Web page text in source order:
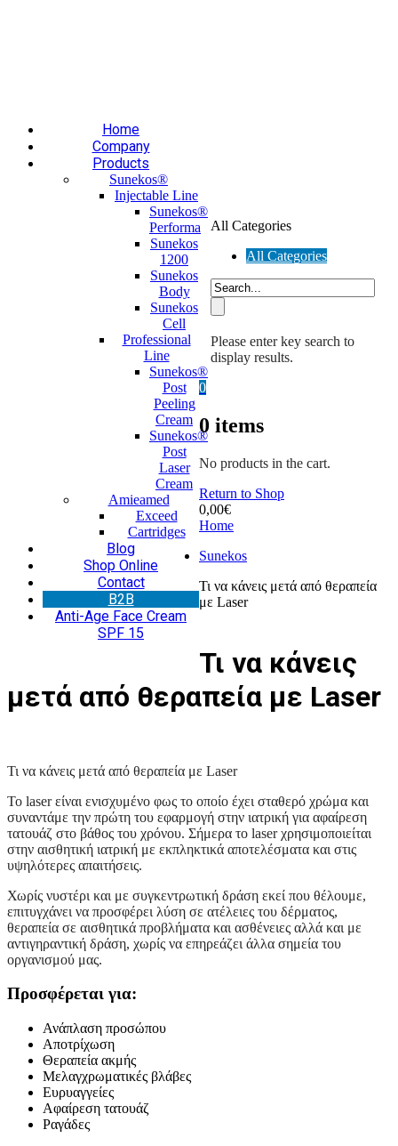
Home
Company
Products
Sunekos®
Injectable Line
Sunekos®
Performa
Sunekos
1200
Sunekos
Body
Sunekos
Cell
Professional
Line
Sunekos®
Post
Peeling
Cream
Sunekos®
Post
Laser
Cream
Amieamed
Exceed
Cartridges
Blog
Shop Online
Contact
Β2Β
Anti-Age Face Cream
SPF 15
All Categories
All Categories
Please enter key search to
display results.
0
0 items
No products in the cart.
Return to Shop
0,00€
Home
Sunekos
Τι να κάνεις μετά από θεραπεία
με Laser
Τι να κάνεις
μετά από θεραπεία με Laser
Τι να κάνεις μετά από θεραπεία με Laser
Το laser είναι ενισχυμένο φως το οποίο έχει σταθερό χρώμα και
συναντάμε την πρώτη του εφαρμογή στην ιατρική για αφαίρεση
τατουάζ στο βάθος του χρόνου. Σήμερα το laser χρησιμοποιείται
στην αισθητική ιατρική με εκπληκτικά αποτελέσματα και στις
υψηλότερες απαιτήσεις.
Χωρίς νυστέρι και με συγκεντρωτική δράση εκεί που θέλουμε,
επιτυγχάνει να προσφέρει λύση σε ατέλειες του δέρματος,
θεραπεία σε αισθητικά προβλήματα και ασθένειες αλλά και με
αντιγηραντική δράση, χωρίς να επηρεάζει άλλα σημεία του
οργανισμού μας.
Προσφέρεται για:
Ανάπλαση προσώπου
Αποτρίχωση
Θεραπεία ακμής
Μελαγχρωματικές βλάβες
Ευρυαγγείες
Αφαίρεση τατουάζ
Ραγάδες